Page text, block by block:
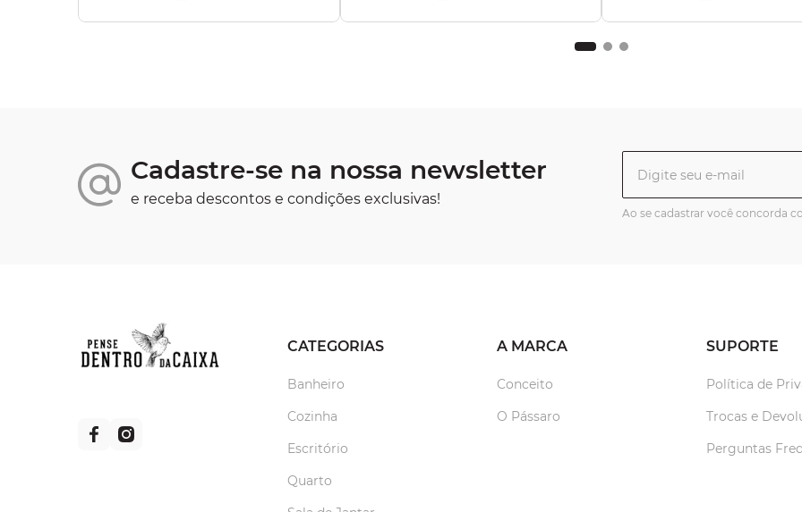
Cadastre-se na nossa newsletter
e receba descontos e condições exclusivas!
Ao se cadastrar você concorda
CATEGORIAS
Banheiro
Cozinha
Escritório
Quarto
A MARCA
Conceito
O Pássaro
SUPORTE
Política de
Trocas e
Perguntas